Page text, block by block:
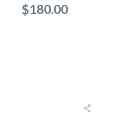
$180.00